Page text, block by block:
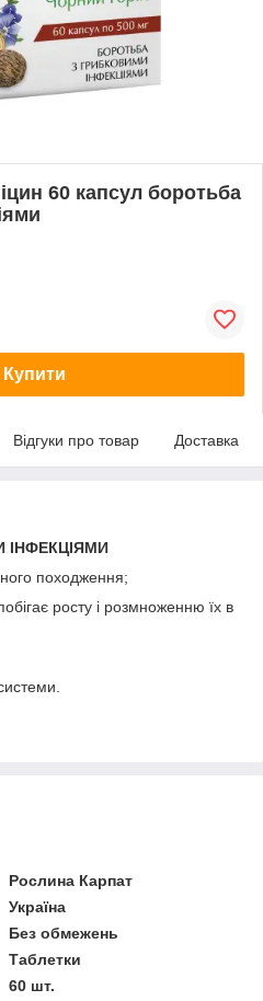
60 капсул боротьба
Купити
Відгуки про товар Доставка
ІНФЕКЦІЯМИ
походження;
росту і розмноженню їх в
Рослина Карпат
Україна
Без обмежень
Таблетки
60 шт.